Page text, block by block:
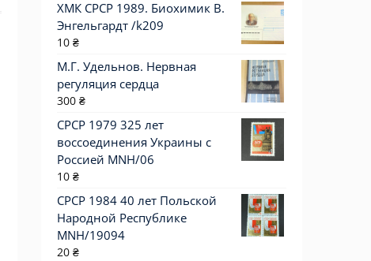
ХМК СРСР 1989. Биохимик В.
Энгельгардт /k209
10 ₴
М.Г. Удельнов. Нервная
регуляция сердца
300 ₴
СРСР 1979 325 лет
воссоединения Украины с
Россией MNH/06
10 ₴
СРСР 1984 40 лет Польской
Народной Республике
MNH/19094
20 ₴